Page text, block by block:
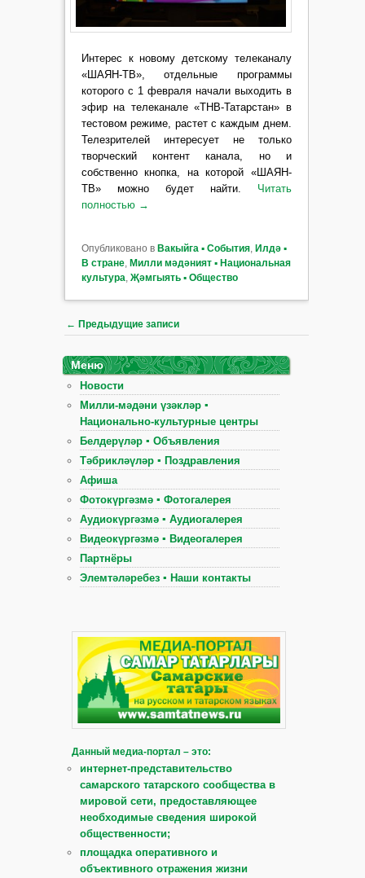
Интерес к новому детскому телеканалу
«ШАЯН-ТВ», отдельные программы
которого с 1 февраля начали выходить в
эфир на телеканале «ТНВ-Татарстан» в
тестовом режиме, растет с каждым днем.
Телезрителей интересует не только
творческий контент канала, но и
собственно кнопка, на которой «ШАЯН-
ТВ» можно будет найти.
Читать
полностью →
Опубликовано в Вакыйга ▪ События, Илдә ▪
В стране, Милли мәдәният ▪ Национальная
культура Җәмгыять ▪ Общество
Навигация по записям
← Предыдущие записи
Меню
Новости
Милли-мәдәни үзәкләр ▪
Национально-культурные центры
Белдерүләр ▪ Объявления
Тәбрикләүләр ▪ Поздравления
Афиша
Фотокүргәзмә ▪ Фотогалерея
Аудиокүргәзмә ▪ Аудиогалерея
Видеокүргәзмә ▪ Видеогалерея
Партнёры
Элемтәләребез ▪ Наши контакты
Данный медиа-портал – это:
интернет-представительство
самарского татарского сообщества в
мировой сети, предоставляющее
необходимые сведения широкой
общественности;
площадка оперативного и
объективного отражения жизни